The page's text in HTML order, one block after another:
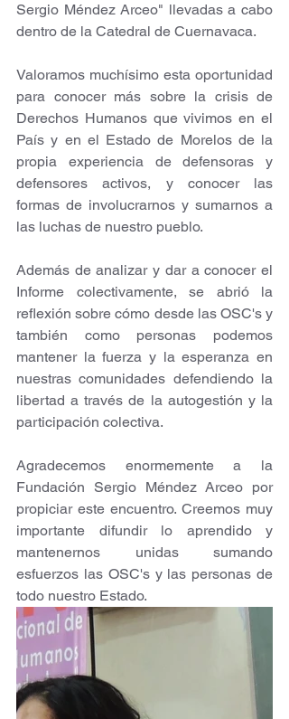
Sergio Méndez Arceo" llevadas a cabo
dentro de la Catedral de Cuernavaca.
Valoramos muchísimo esta oportunidad
para conocer más sobre la crisis de
Derechos Humanos que vivimos en el
País y en el Estado de Morelos de la
propia experiencia de defensoras y
defensores activos, y conocer las
formas de involucrarnos y sumarnos a
las luchas de nuestro pueblo.
Además de analizar y dar a conocer el
Informe colectivamente, se abrió la
reflexión sobre cómo desde las OSC's y
también como personas podemos
mantener la fuerza y la esperanza en
nuestras comunidades defendiendo la
libertad a través de la autogestión y la
participación colectiva.
Agradecemos enormemente a la
Fundación Sergio Méndez Arceo por
propiciar este encuentro. Creemos muy
importante difundir lo aprendido y
mantenernos unidas sumando
esfuerzos las OSC's y las personas de
todo nuestro Estado.